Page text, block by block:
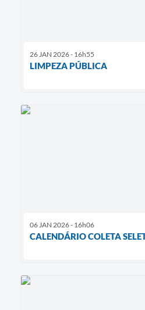
26 JAN 2026 - 16h55
LIMPEZA PÚBLICA
06 JAN 2026 - 16h06
CALENDÁRIO COLETA